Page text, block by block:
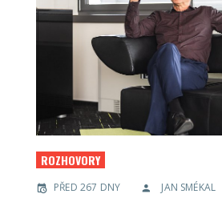
ROZHOVORY
PŘED 267 DNY JAN SMÉKAL